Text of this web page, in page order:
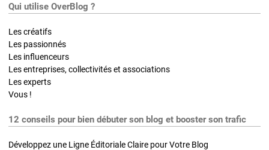
Qui utilise OverBlog ?
Les créatifs
Les passionnés
Les influenceurs
Les entreprises, collectivités et associations
Les experts
Vous !
12 conseils pour bien débuter son blog et booster son trafic
Développez une Ligne Éditoriale Claire pour Votre Blog